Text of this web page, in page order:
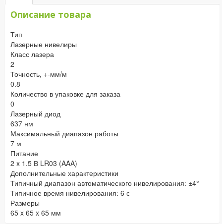
Описание товара
Тип
Лазерные нивелиры
Класс лазера
2
Точность, +-мм/м
0.8
Количество в упаковке для заказа
0
Лазерный диод
637 нм
Максимальный диапазон работы
7 м
Питание
2 x 1.5 В LR03 (AAA)
Дополнительные характеристики
Типичный диапазон автоматического нивелирования: ±4°
Типичное время нивелирования: 6 с
Размеры
65 x 65 x 65 мм